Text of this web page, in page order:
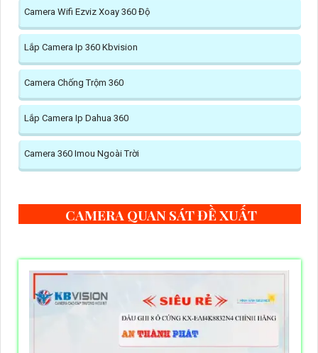
Camera Wifi Ezviz Xoay 360 Độ
Lắp Camera Ip 360 Kbvision
Camera Chống Trộm 360
Lắp Camera Ip Dahua 360
Camera 360 Imou Ngoài Trời
CAMERA QUAN SÁT ĐỀ XUẤT